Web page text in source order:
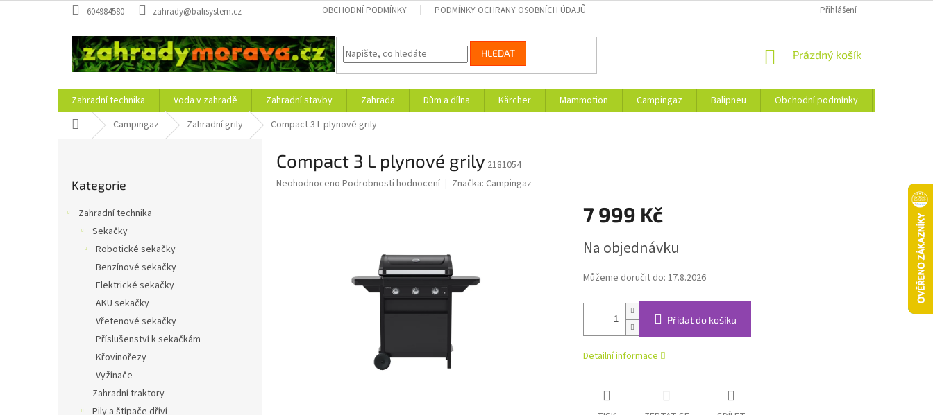
na
604984580 zahrady@balisystem.cz OBCHODNÍ PODMÍNKY PODMÍNKY OCHRANY OSOBNÍCH ÚDAJŮ Přihlášení
HLEDAT
NÁKUPNÍ
Prázdný košík
Zahradní technika Voda v zahradě Zahradní stavby Zahrada Dům a dílna Kärcher Mammotion Campingaz Balipneu Obchodní podmínky
Domů Campingaz Zahradní grily Compact 3 L plynové grily
kategorie
Kategorie
Zahradní technika
Sekačky
Robotické sekačky
Benzínové sekačky
Elektrické sekačky
AKU sekačky
Vřetenové sekačky
Příslušenství k sekačkám
Křovinořezy
Vyžínače
Zahradní traktory
Pily a štípače dříví
Compact 3 L plynové grily 2181054
Průměrné
Neohodnoceno Podrobnosti hodnocení Značka: Campingaz
7 999 Kč
cena:
Na objednávku
Můžeme doručit do: 17.8.2026
Přidat do košíku
Detailní informace